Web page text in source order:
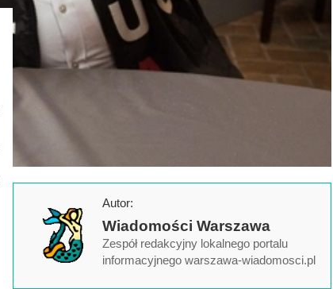
Autor:
Wiadomości Warszawa
Zespół redakcyjny lokalnego portalu
informacyjnego warszawa-wiadomosci.pl